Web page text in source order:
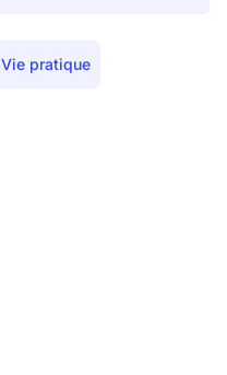
Vie pratique